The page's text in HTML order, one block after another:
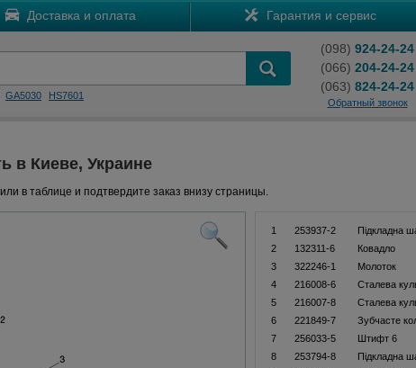
Доставка и оплата Гарантия и сервис
GA5030 HS7601
(098) 924-24-24
(066) 204-24-24
(063) 824-24-24
Обратный звонок
в Киеве, Украине
в таблице и подтвердите заказ внизу страницы.
1 253937-2 Підкладна
2
132311-6 Ковадло
3
322246-1 Молоток
4
216008-6 Сталева
5
216007-8 Сталева
6
221849-7 Зубчасте
7
256033-5 Штифт 6
8
253794-8 Підкладна